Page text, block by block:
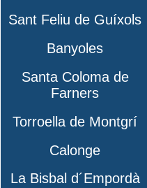
Sant Feliu de Guíxols
Banyoles
Santa Coloma de
Farners
Torroella de Montgrí
Calonge
La Bisbal d´Empordà